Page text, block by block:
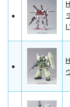
●
●